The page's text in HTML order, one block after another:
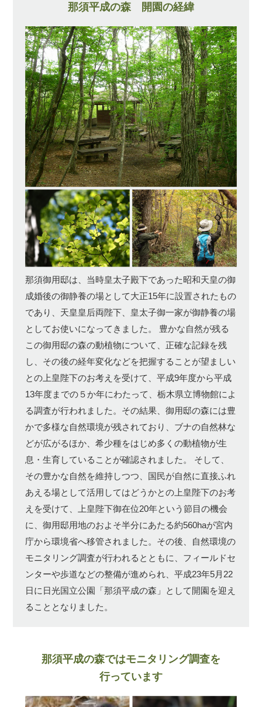
那須平成の森 開園の経緯
那須御用邸は、当時皇太子殿下であった昭和天皇の御
成婚後の御静養の場として大正15年に設置されたもの
であり、天皇皇后両陛下、皇太子御一家が御静養の場
としてお使いになってきました。 豊かな自然が残る
この御用邸の森の動植物について、正確な記録を残
し、その後の経年変化などを把握することが望ましい
との上皇陛下のお考えを受けて、平成9年度から平成
13年度までの５か年にわたって、栃木県立博物館によ
る調査が行われました。その結果、御用邸の森には豊
かで多様な自然環境が残されており、ブナの自然林な
どが広がるほか、希少種をはじめ多くの動植物が生
息・生育していることが確認されました。
そして、
その豊かな自然を維持しつつ、国民が自然に直接ふれ
あえる場として活用してはどうかとの上皇陛下のお考
えを受けて、上皇陛下御在位20年という節目の機会
に、御用邸用地のおよそ半分にあたる約560haが宮内
庁から環境省へ移管されました。その後、自然環境の
モニタリング調査が行われるとともに、フィールドセ
ンターや歩道などの整備が進められ、平成23年5月22
日に日光国立公園「那須平成の森」として開園を迎え
ることとなりました。
那須平成の森ではモニタリング調査を
行っています